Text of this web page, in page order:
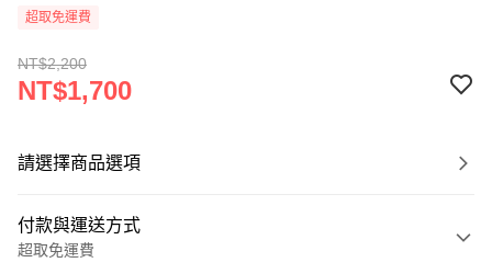
超取免運費
NT$2,200
NT$1,700
請選擇商品選項
付款與運送方式
超取免運費